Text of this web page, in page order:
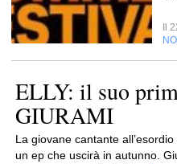
Il
ELLY: il suo
GIURAMI
La giovane cantante
un ep che uscirà in autunno.